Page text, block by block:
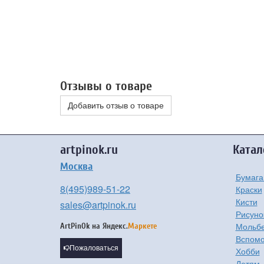
Отзывы о товаре
Добавить отзыв о товаре
artpinok.ru
Москва
8(495)989-51-22
sales@artpinok.ru
ArtPinOk на Яндекс.Маркете
Пожаловаться
Краски
Кисти
Хобби